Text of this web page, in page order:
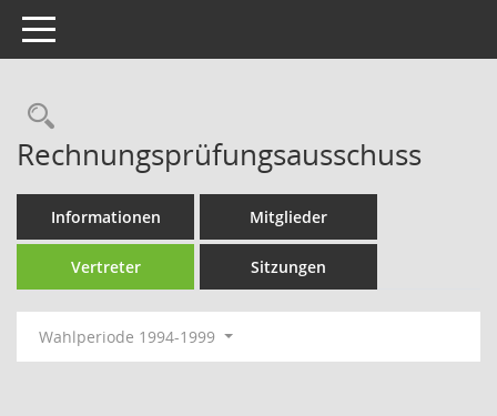
Toggle navigation
Rechercheauswahl
Rechnungsprüfungsausschuss
Informationen Mitglieder
Vertreter Sitzungen
Wahlperiode 1994-1999